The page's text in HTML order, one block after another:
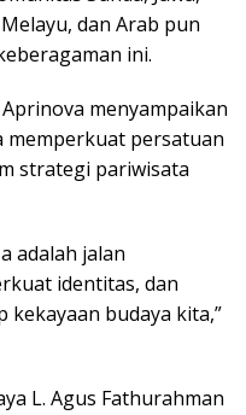
dan Arab pun
ini.
menyampaikan
memperkuat persatuan
strategi pariwisata
adalah jalan
identitas, dan
kekayaan budaya kita,”
L. Agus Fathurahman